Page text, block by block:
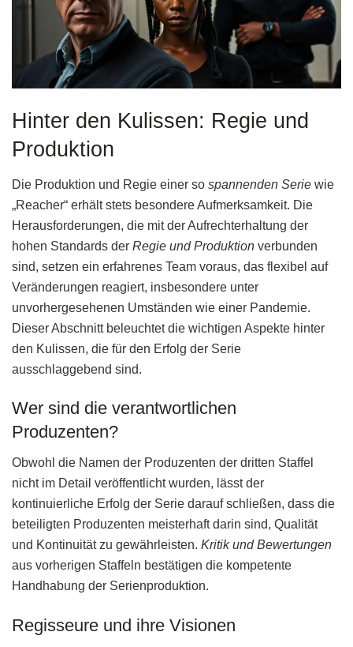
Hinter den Kulissen: Regie und
Produktion
Die Produktion und Regie einer so spannenden Serie wie
„Reacher“ erhält stets besondere Aufmerksamkeit. Die
Herausforderungen, die mit der Aufrechterhaltung der
hohen Standards der Regie und Produktion verbunden
sind, setzen ein erfahrenes Team voraus, das flexibel auf
Veränderungen reagiert, insbesondere unter
unvorhergesehenen Umständen wie einer Pandemie.
Dieser Abschnitt beleuchtet die wichtigen Aspekte hinter
den Kulissen, die für den Erfolg der Serie
ausschlaggebend sind.
Wer sind die verantwortlichen
Produzenten?
Obwohl die Namen der Produzenten der dritten Staffel
nicht im Detail veröffentlicht wurden, lässt der
kontinuierliche Erfolg der Serie darauf schließen, dass die
beteiligten Produzenten meisterhaft darin sind, Qualität
und Kontinuität zu gewährleisten. Kritik und Bewertungen
aus vorherigen Staffeln bestätigen die kompetente
Handhabung der Serienproduktion.
Regisseure und ihre Visionen